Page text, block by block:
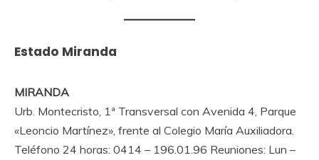
Estado Miranda
MIRANDA
Urb. Montecristo, 1ª Transversal con Avenida 4, Parque
«Leoncio Martínez», frente al Colegio María Auxiliadora.
Teléfono 24 horas: 0414 – 196.01.96 Reuniones: Lun –